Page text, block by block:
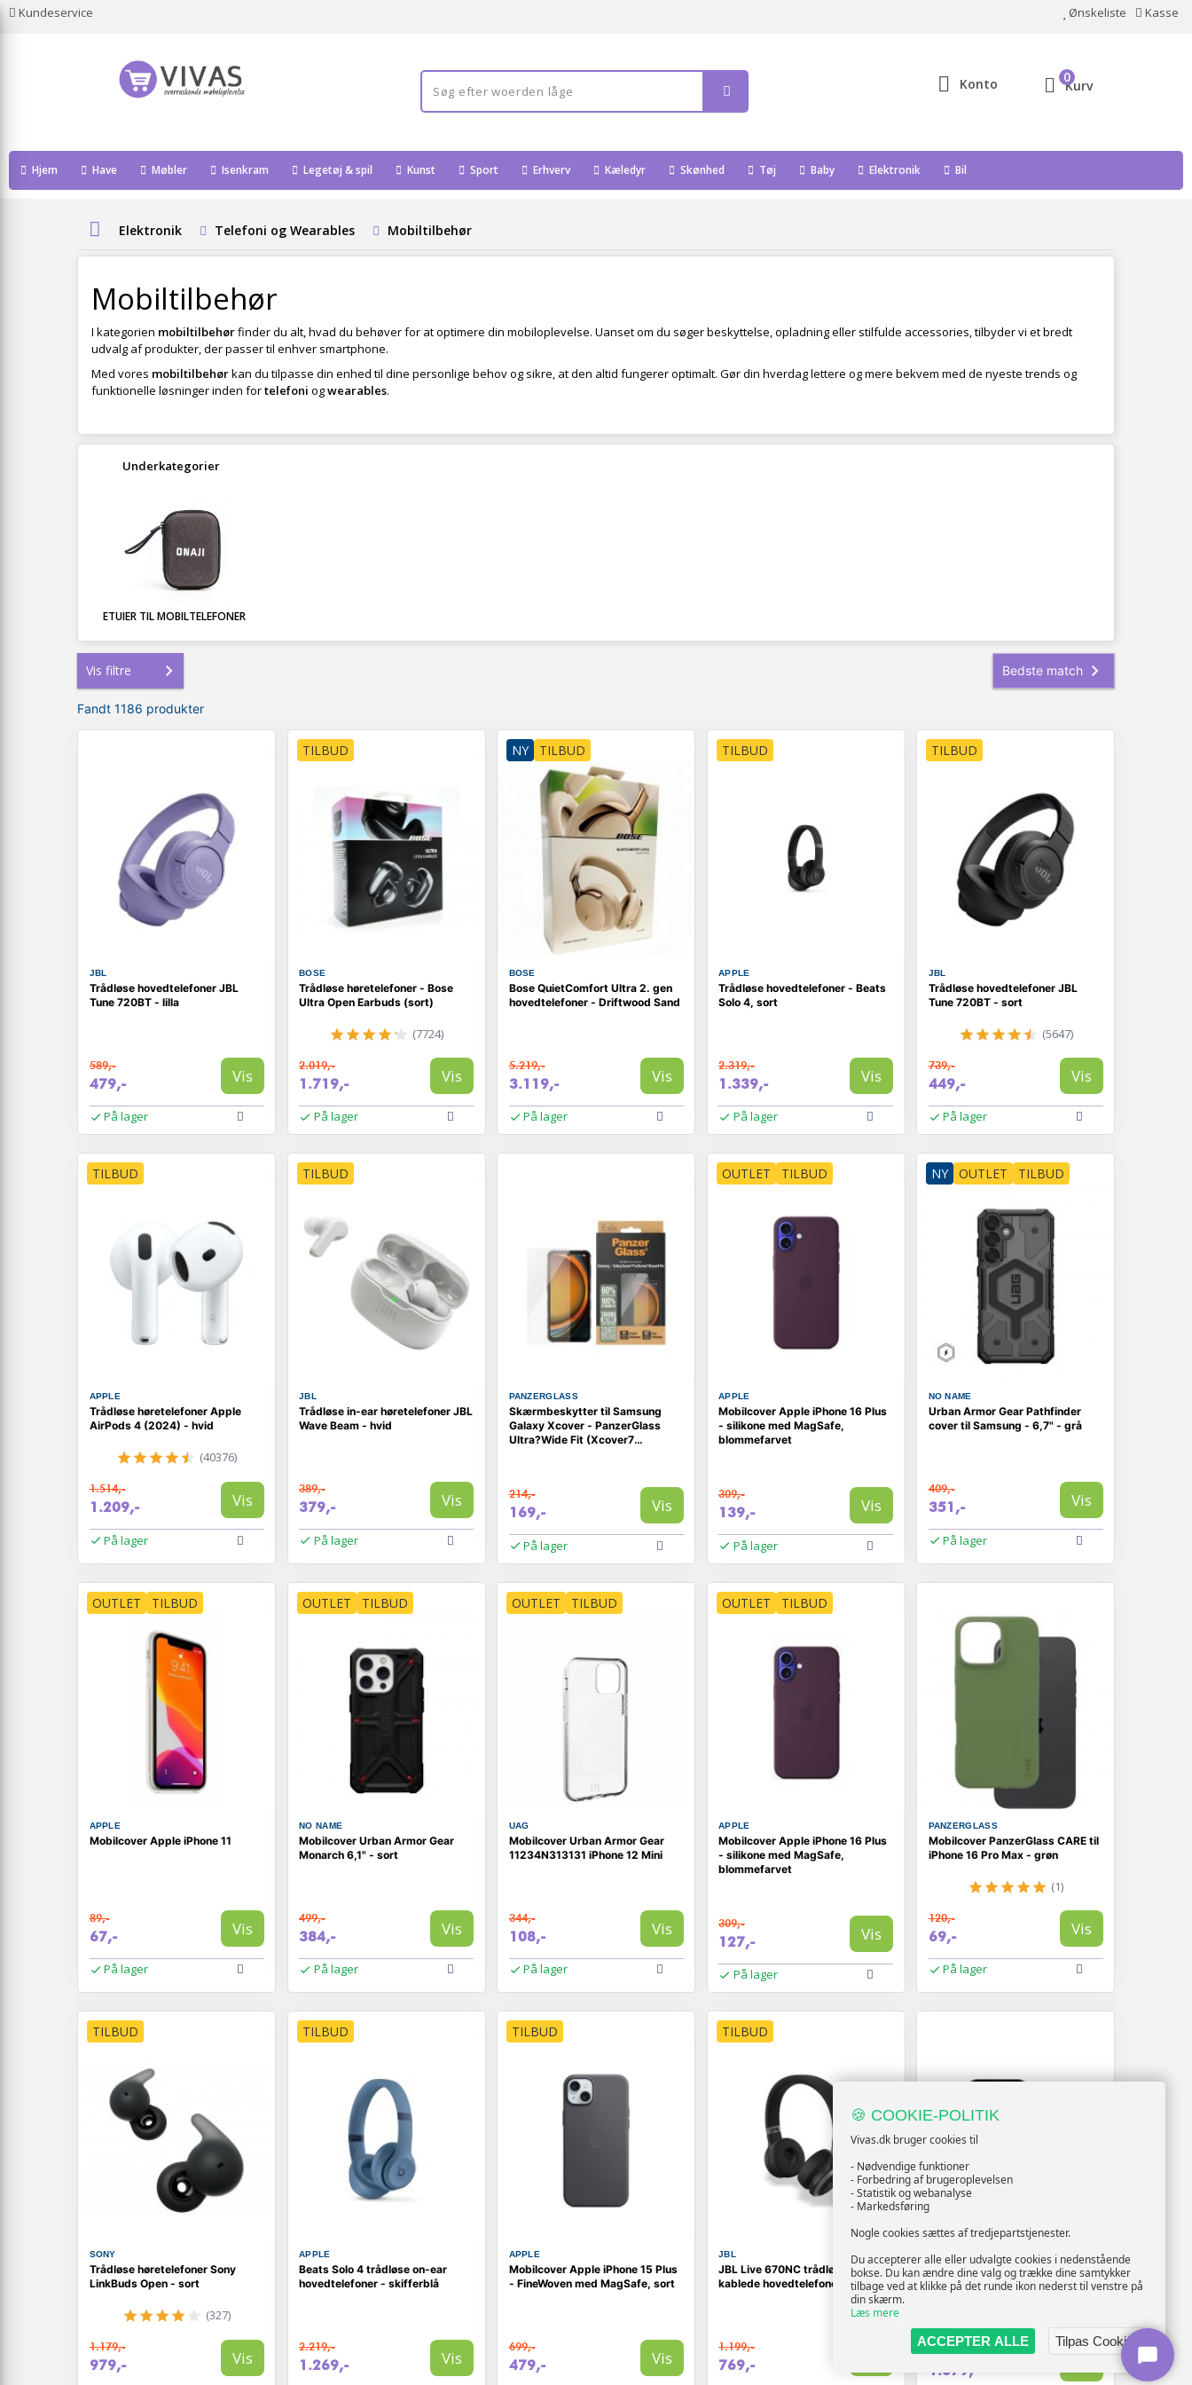
Kundeservice Ønskeliste Kasse
Konto Kurv
0
Hjem Have Møbler Isenkram Legetøj & spil Kunst Sport Erhverv Kæledyr Skønhed Tøj Baby Elektronik Bil
Elektronik Telefoni og Wearables Mobiltilbehør
Mobiltilbehør
I kategorien mobiltilbehørfinder du alt, hvad du behøver for at optimere din mobiloplevelse. Uanset om du søger beskyttelse, opladning eller stilfulde accessories, tilbyder vi et bredt
udvalg af produkter, der passer til enhver smartphone.
Med vores mobiltilbehørkan du tilpasse din enhed til dine personlige behov og sikre, at den altid fungerer optimalt. Gør din hverdag lettere og mere bekvem med de nyeste trends og
funktionelle løsninger inden fortelefoni ogwearables.
Underkategorier
ETUIER TIL MOBILTELEFONER
Vis filtre
Fandt 1186 produkter
JBL
Trådløse hovedtelefoner JBL
Tune 720BT - lilla
589,-
479,- Vis
På lager
TILBUD
BOSE
Trådløse høretelefoner - Bose
Ultra Open Earbuds (sort)
(7724)
2.019,-
1.719,- Vis
På lager
NY TILBUD
BOSE
Bose QuietComfort Ultra 2. gen
hovedtelefoner - Driftwood Sand
5.219,-
3.119,- Vis
På lager
TILBUD
APPLE
Trådløse hovedtelefoner - Beats
Solo 4, sort
2.319,-
1.339,- Vis
På lager
TILBUD
JBL
Trådløse hovedtelefoner JBL
Tune 720BT - sort
(5647)
739,-
449,- Vis
På lager
TILBUD
APPLE
Trådløse høretelefoner Apple
AirPods 4 (2024) - hvid
(40376)
1.514,-
1.209,- Vis
På lager
TILBUD
JBL
Trådløse in-ear høretelefoner JBL
Wave Beam - hvid
389,-
379,- Vis
På lager
PANZERGLASS
Skærmbeskytter til Samsung
Galaxy Xcover - PanzerGlass
Ultra?Wide Fit (Xcover7
214,-
169,- Vis
På lager
OUTLET TILBUD
APPLE
Mobilcover Apple iPhone 16 Plus
- silikone med MagSafe,
blommefarvet
309,-
139,- Vis
På lager
NY OUTLET TILBUD
NO NAME
Urban Armor Gear Pathfinder
cover til Samsung - 6,7" - grå
409,-
351,- Vis
På lager
OUTLET TILBUD
APPLE
Mobilcover Apple iPhone 11
89,-
67,- Vis
På lager
OUTLET TILBUD
NO NAME
Mobilcover Urban Armor Gear
Monarch 6,1" - sort
499,-
384,- Vis
På lager
OUTLET TILBUD
UAG
Mobilcover Urban Armor Gear
11234N313131 iPhone 12 Mini
344,-
108,- Vis
På lager
OUTLET TILBUD
APPLE
Mobilcover Apple iPhone 16 Plus
- silikone med MagSafe,
blommefarvet
309,-
127,- Vis
På lager
PANZERGLASS
Mobilcover PanzerGlass CARE til
iPhone 16 Pro Max - grøn
(1)
120,-
69,- Vis
På lager
TILBUD
SONY
Trådløse høretelefoner Sony
LinkBuds Open - sort
(327)
1.179,-
979,- Vis
TILBUD
APPLE
Beats Solo 4 trådløse on-ear
hovedtelefoner - skifferblå
2.219,-
1.269,- Vis
TILBUD
APPLE
Mobilcover Apple iPhone 15 Plus
- FineWoven med MagSafe, sort
699,-
479,- Vis
TILBUD
JBL
JBL Live 670NC trådløse/
kablede hovedtelefoner - sort
1.199,-
769,-
APPLE
Trådløse høretelefoner Apple
AirPods 3. gen (2021) med
1.139,-
1.079,-
🍪 COOKIE-POLITIK
Vivas.dk bruger cookies til
- Nødvendige funktioner
- Forbedring af brugeroplevelsen
- Statistik og webanalyse
- Markedsføring
Nogle cookies sættes af tredjepartstjenester.
Du accepterer alle eller udvalgte cookies i nedenstående
bokse. Du kan ændre dine valg og trække dine samtykker
tilbage ved at klikke på det runde ikon nederst til venstre på
din skærm.
Læs mere
ACCEPTER ALLE
Tilpas Cookies